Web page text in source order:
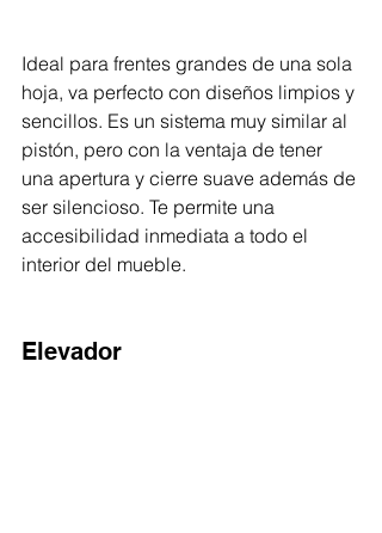
Ideal para frentes grandes de una sola
hoja, va perfecto con diseños limpios y
sencillos. Es un sistema muy similar al
pistón, pero con la ventaja de tener
una apertura y cierre suave además de
ser silencioso. Te permite una
accesibilidad inmediata a todo el
interior del mueble.
Elevador